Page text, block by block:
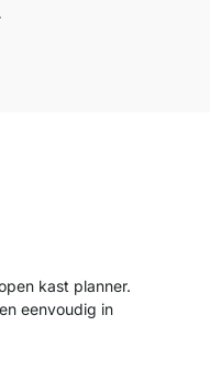
kast planner.
eenvoudig in